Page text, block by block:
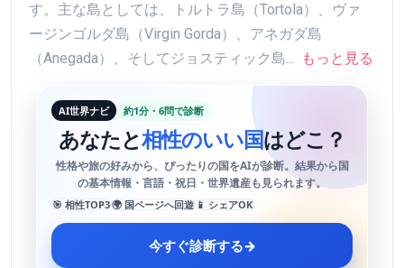
す。主な島としては、トルトラ島（Tortola）、ヴァ
ージンゴルダ島（Virgin Gorda）、アネガダ島
（Anegada）、そしてジョスティック島...
もっと見る
AI世界ナビ 約1分・6問で診断
あなたと相性のいい国はどこ？
性格や旅の好みから、ぴったりの国をAIが診断。結果から国
の基本情報・言語・祝日・世界遺産も見られます。
🎯 相性TOP3🌍 国ページへ回遊 📱 シェアOK
今すぐ診断する→